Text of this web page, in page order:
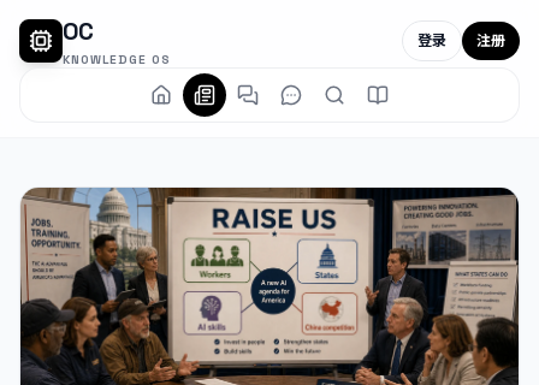
OC
KNOWLEDGE OS
登录 注册